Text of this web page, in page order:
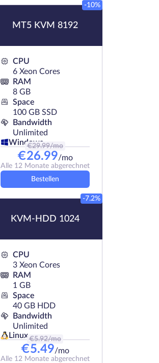
MT5 KVM 8192
-10%
CPU
6 Xeon Cores
RAM
8 GB
Space
100 GB SSD
Bandwidth
Unlimited
Windows
€29.99/mo
€26.99/mo
Alle 12 Monate abgerechnet
Bestellen
KVM-HDD 1024
-7.2%
CPU
3 Xeon Cores
RAM
1 GB
Space
40 GB HDD
Bandwidth
Unlimited
Linux€5.92/mo
€5.49/mo
Alle 12 Monate abgerechnet